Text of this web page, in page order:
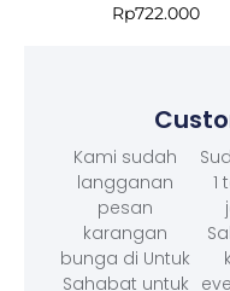
Rp722.000
Kami sudah
langganan
pesan
karangan
bunga di Untuk
Sahabat untuk
1